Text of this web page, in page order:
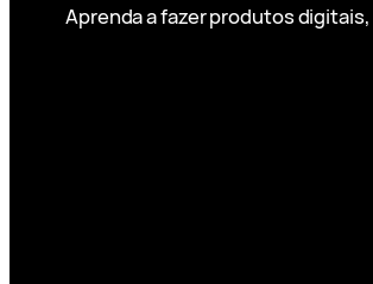
Aprenda a fazer produtos